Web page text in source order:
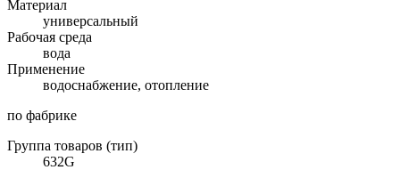
Материал
универсальный
Рабочая среда
вода
Применение
водоснабжение, отопление
по фабрике
Группа товаров (тип)
632G